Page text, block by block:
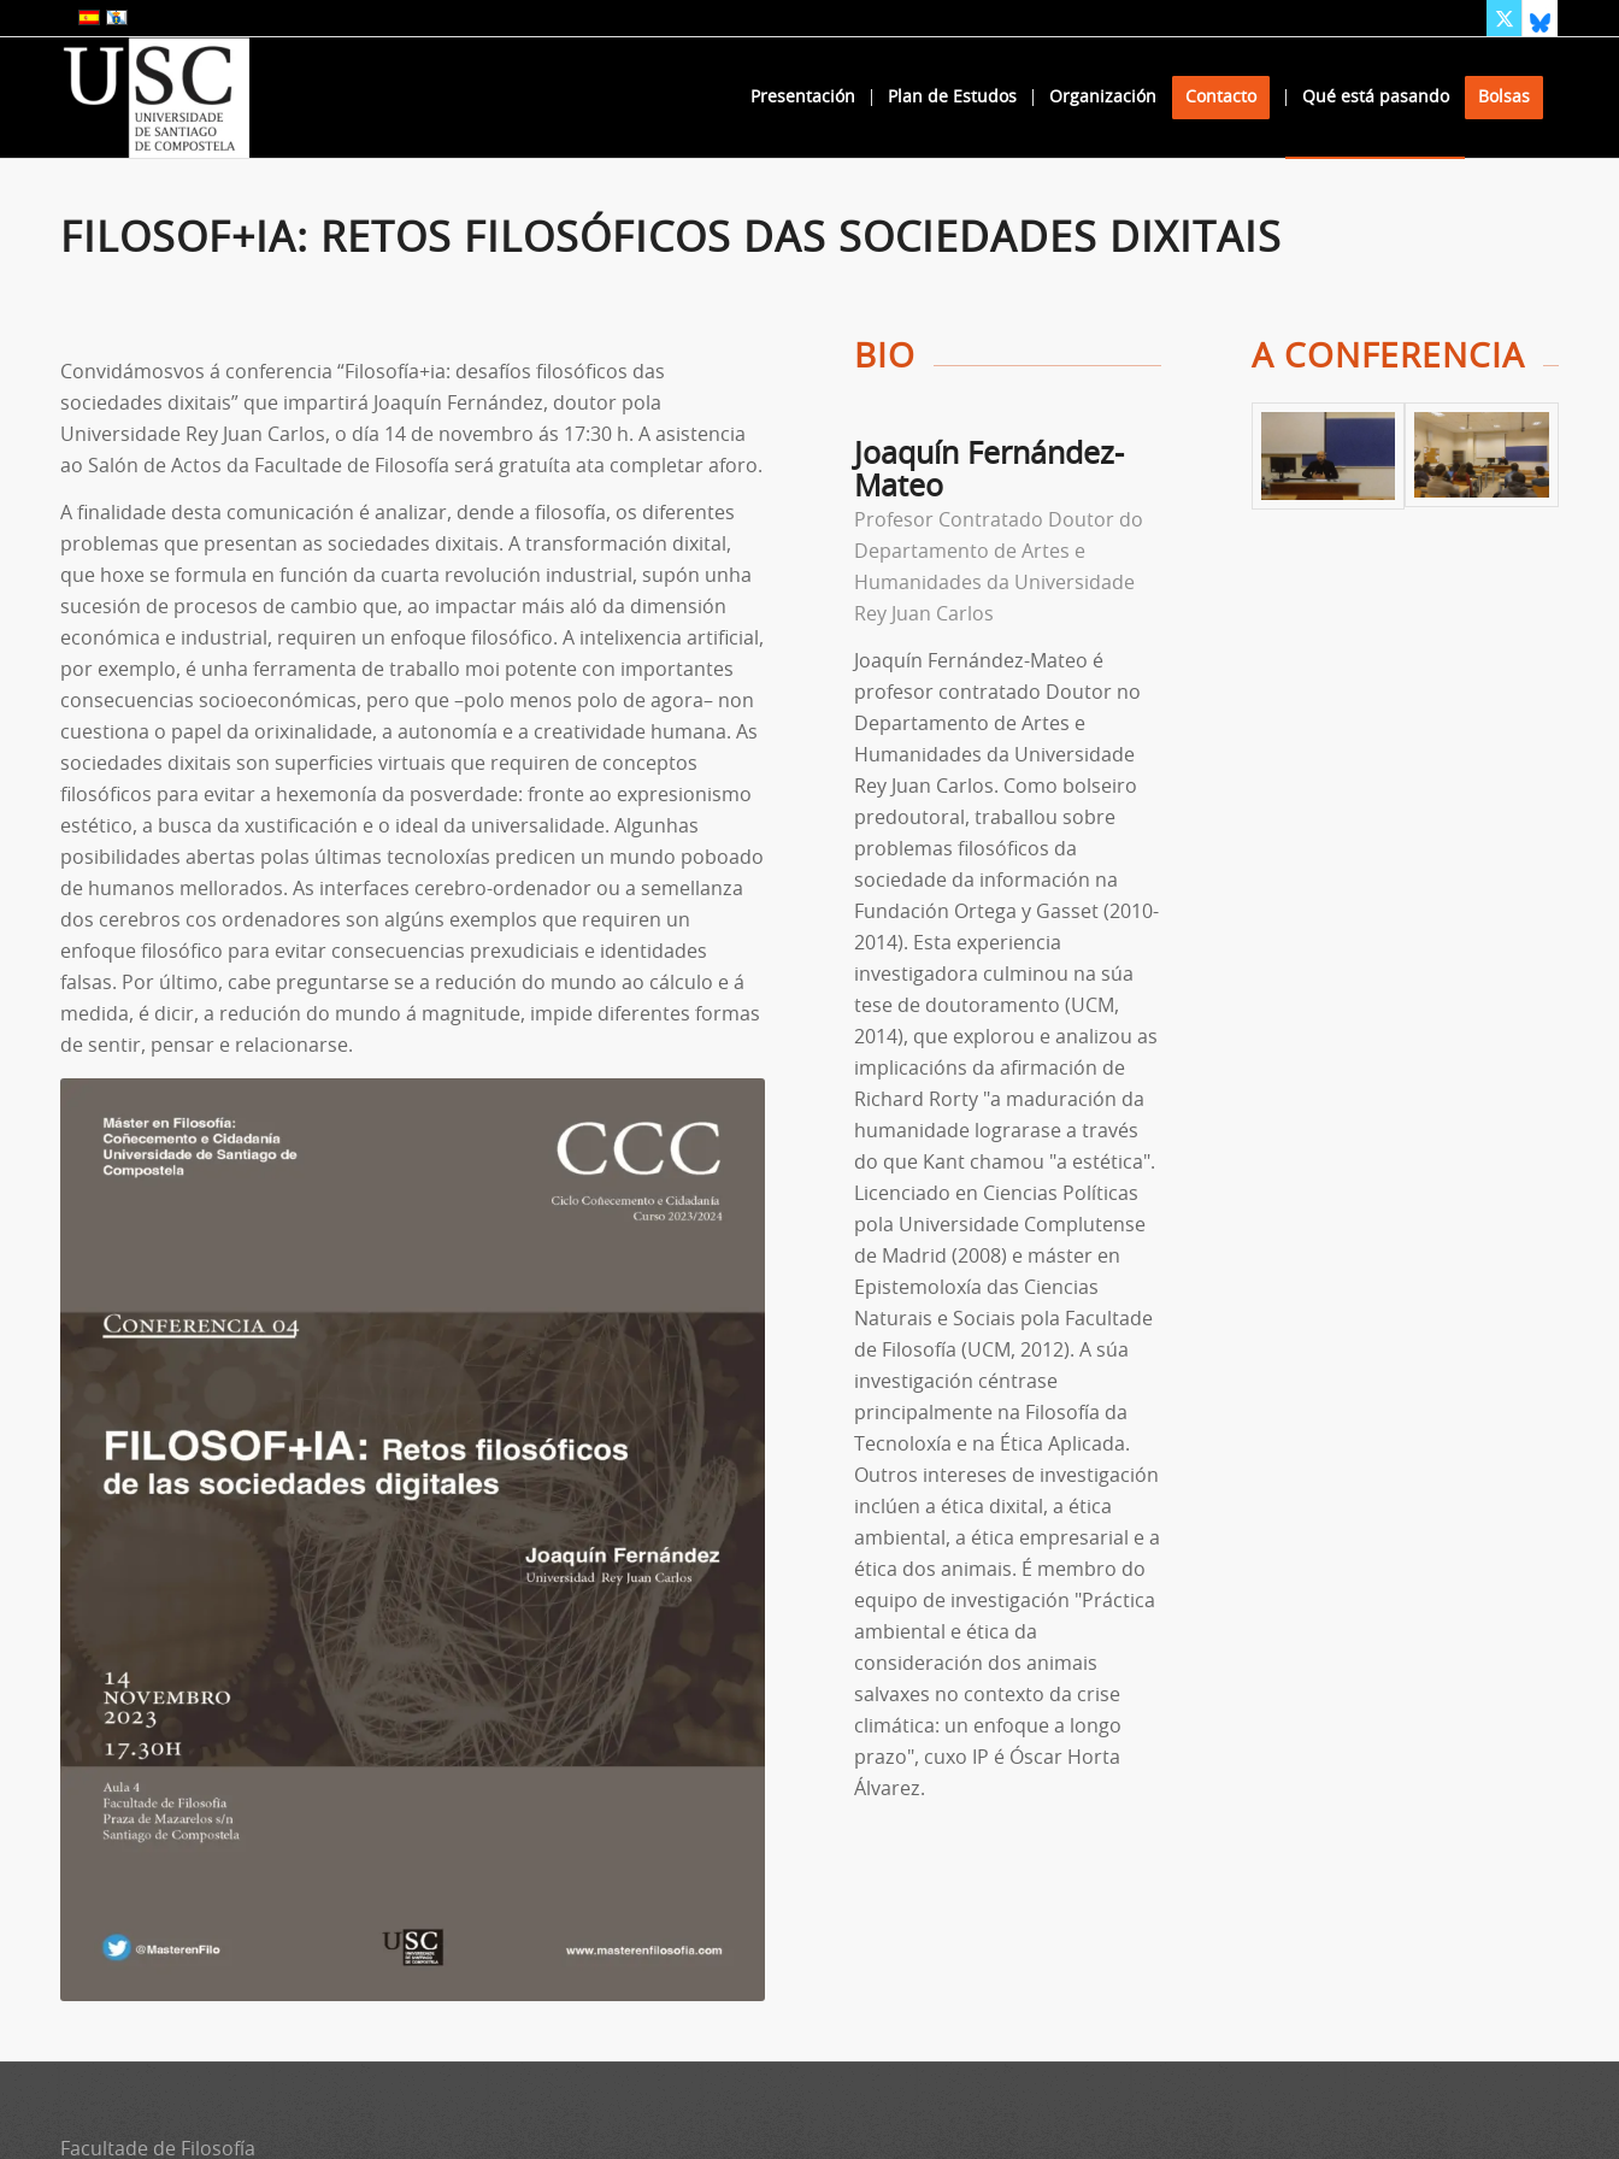
Presentación Plan de Estudos Organización Contacto Qué está pasando Bolsas
FILOSOF+IA: RETOS FILOSÓFICOS DAS SOCIEDADES DIXITAIS
Convidámosvos á conferencia “Filosofía+ia: desafíos filosóficos das
sociedades dixitais” que impartirá Joaquín Fernández, doutor pola
Universidade Rey Juan Carlos, o día 14 de novembro ás 17:30 h. A asistencia
ao Salón de Actos da Facultade de Filosofía será gratuíta ata completar aforo.
A finalidade desta comunicación é analizar, dende a filosofía, os diferentes
problemas que presentan as sociedades dixitais. A transformación dixital,
que hoxe se formula en función da cuarta revolución industrial, supón unha
sucesión de procesos de cambio que, ao impactar máis aló da dimensión
económica e industrial, requiren un enfoque filosófico. A intelixencia artificial,
por exemplo, é unha ferramenta de traballo moi potente con importantes
consecuencias socioeconómicas, pero que –polo menos polo de agora– non
cuestiona o papel da orixinalidade, a autonomía e a creatividade humana. As
sociedades dixitais son superficies virtuais que requiren de conceptos
filosóficos para evitar a hexemonía da posverdade: fronte ao expresionismo
estético, a busca da xustificación e o ideal da universalidade. Algunhas
posibilidades abertas polas últimas tecnoloxías predicen un mundo poboado
de humanos mellorados. As interfaces cerebro-ordenador ou a semellanza
dos cerebros cos ordenadores son algúns exemplos que requiren un
enfoque filosófico para evitar consecuencias prexudiciais e identidades
falsas. Por último, cabe preguntarse se a redución do mundo ao cálculo e á
medida, é dicir, a redución do mundo á magnitude, impide diferentes formas
de sentir, pensar e relacionarse.
BIO
Joaquín Fernández-
Mateo
Profesor Contratado Doutor do
Departamento de Artes e
Humanidades da Universidade
Rey Juan Carlos
Joaquín Fernández-Mateo é
profesor contratado Doutor no
Departamento de Artes e
Humanidades da Universidade
Rey Juan Carlos. Como bolseiro
predoutoral, traballou sobre
problemas filosóficos da
sociedade da información na
Fundación Ortega y Gasset (2010-
2014). Esta experiencia
investigadora culminou na súa
tese de doutoramento (UCM,
2014), que explorou e analizou as
implicacións da afirmación de
Richard Rorty "a maduración da
humanidade lograrase a través
do que Kant chamou "a estética".
Licenciado en Ciencias Políticas
pola Universidade Complutense
de Madrid (2008) e máster en
Epistemoloxía das Ciencias
Naturais e Sociais pola Facultade
de Filosofía (UCM, 2012). A súa
investigación céntrase
principalmente na Filosofía da
Tecnoloxía e na Ética Aplicada.
Outros intereses de investigación
inclúen a ética dixital, a ética
ambiental, a ética empresarial e a
ética dos animais. É membro do
equipo de investigación "Práctica
ambiental e ética da
consideración dos animais
salvaxes no contexto da crise
climática: un enfoque a longo
prazo", cuxo IP é Óscar Horta
Álvarez.
A CONFERENCIA
Facultade de Filosofía